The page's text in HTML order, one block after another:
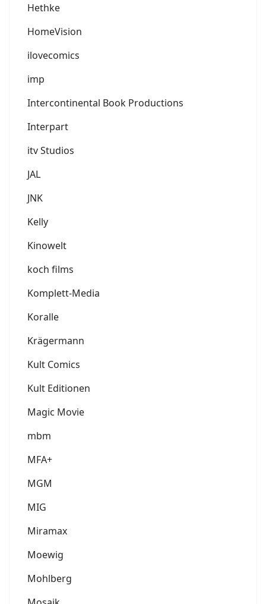
Hethke
HomeVision
ilovecomics
imp
Intercontinental Book Productions
Interpart
itv Studios
JAL
JNK
Kelly
Kinowelt
koch films
Komplett-Media
Koralle
Krägermann
Kult Comics
Kult Editionen
Magic Movie
mbm
MFA+
MGM
MIG
Miramax
Moewig
Mohlberg